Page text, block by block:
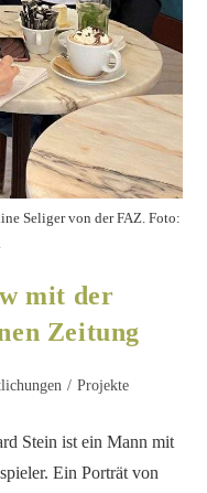
Seliger von der FAZ. Foto:
mit der
Zeitung
/ Projekte
Stein ist ein Mann mit
Ein Porträt von